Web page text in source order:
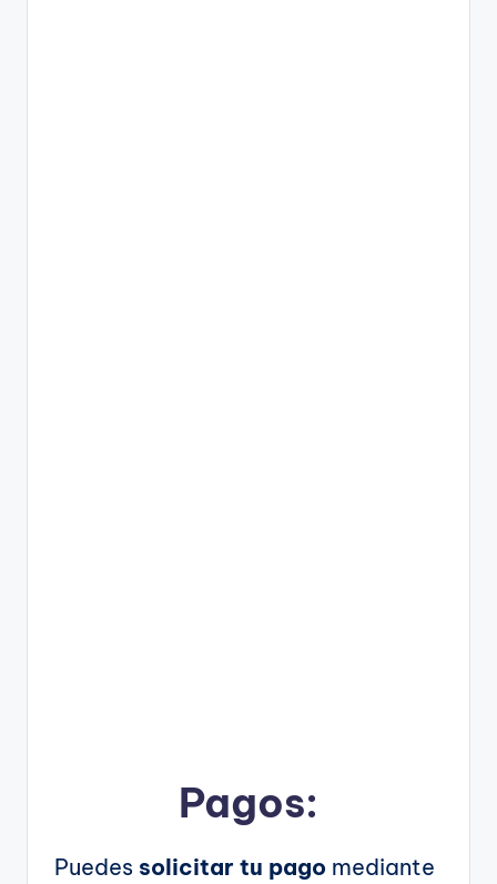
Pagos:
Puedes solicitar tu pago mediante